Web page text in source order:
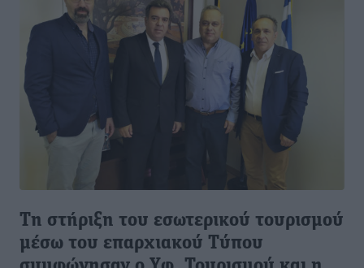
Τη στήριξη του εσωτερικού τουρισμού
μέσω του επαρχιακού Τύπου